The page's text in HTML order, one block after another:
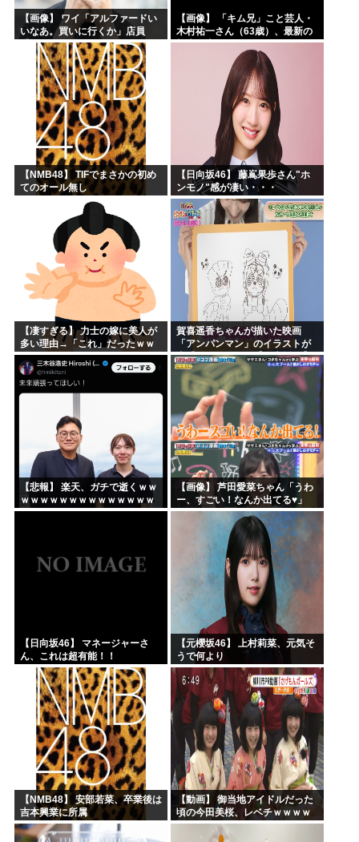
【画像】 ワイ「アルファードい
いなあ。買いに行くか」店員
「ほいっ見積もりな！」ワイ
「金額おかしくね？」←お前ら
もそう思うよな？？？？？
【画像】 「キム兄」こと芸人・
木村祐一さん（63歳）、最新の
松本人志さんとのツーショット
が完全に別人だとネット騒然！
「マジで誰かわからん」...
【NMB48】 TIFでまさかの初め
てのオール無し
【日向坂46】 藤嶌果歩さん"ホ
ンモノ"感が凄い・・・
【凄すぎる】 力士の嫁に美人が
多い理由→「これ」だったｗｗ
ｗｗｗｗｗ
賀喜遥香ちゃんが描いた映画
「アンパンマン」のイラストが
上手すぎる！！！【乃木坂46】
【悲報】 楽天、ガチで逝くｗｗ
ｗｗｗｗｗｗｗｗｗｗｗｗｗｗ
ｗｗｗｗ
【画像】 芦田愛菜ちゃん「うわ
ー、すごい！なんか出てる♥」
【日向坂46】 マネージャーさ
ん、これは超有能！！
【元櫻坂46】 上村莉菜、元気そ
うで何より
【NMB48】 安部若菜、卒業後は
吉本興業に所属
【動画】 御当地アイドルだった
頃の今田美桜、レベチｗｗｗｗ
ｗｗｗｗｗｗｗｗｗｗｗｗｗｗ